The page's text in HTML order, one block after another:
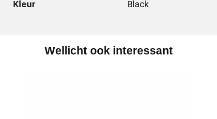
Kleur Black
Wellicht ook interessant